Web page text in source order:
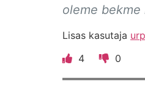
oleme bekme
Lisas kasutaja
4
0